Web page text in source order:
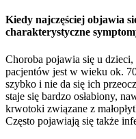
Kiedy najczęściej objawia
charakterystyczne
Choroba pojawia się u dzieci,
pacjentów jest w wieku ok.
szybko i nie da się ich
staje się bardzo osłabiony,
krwotoki związane z
Często pojawiają się także